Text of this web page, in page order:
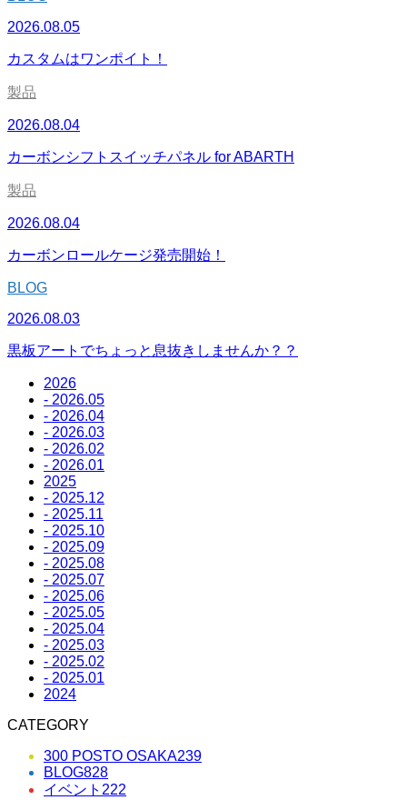
2026.08.05
カスタムはワンポイト！
製品
2026.08.04
カーボンシフトスイッチパネル for ABARTH
製品
2026.08.04
カーボンロールケージ発売開始！
BLOG
2026.08.03
黒板アートでちょっと息抜きしませんか？？
2026
- 2026.05
- 2026.04
- 2026.03
- 2026.02
- 2026.01
2025
- 2025.12
- 2025.11
- 2025.10
- 2025.09
- 2025.08
- 2025.07
- 2025.06
- 2025.05
- 2025.04
- 2025.03
- 2025.02
- 2025.01
2024
CATEGORY
300 POSTO OSAKA239
BLOG828
イベント 222